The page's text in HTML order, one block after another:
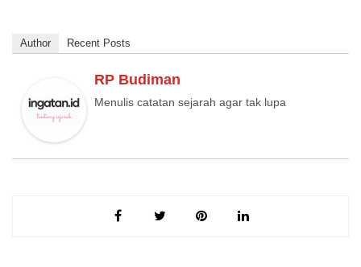
Author Recent Posts
RP Budiman
Menulis catatan sejarah agar tak lupa